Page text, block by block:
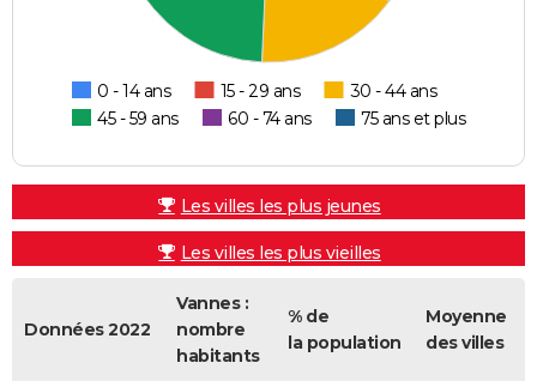
0 - 14 ans 15 - 29 ans
30 - 44 ans
45 - 59 ans
60 - 74 ans 75 ans et plus
Les villes les plus jeunes
Les villes les plus vieilles
Données 2022
Vannes :
nombre
habitants
% de
la population
Moyenne
des villes